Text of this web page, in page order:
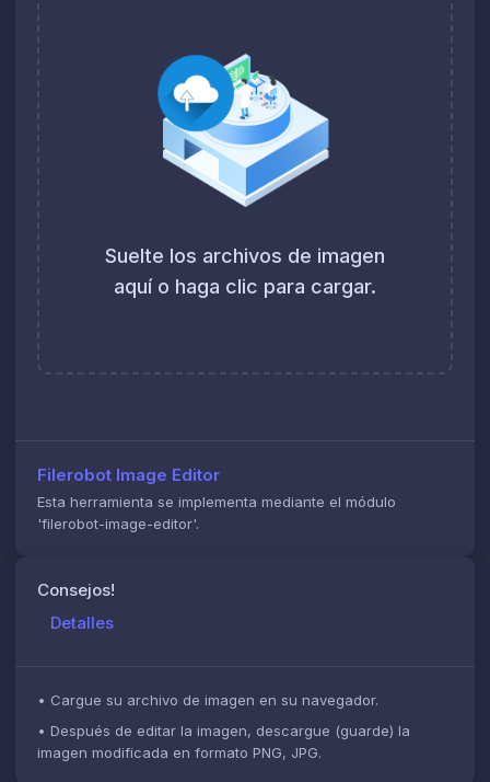
Suelte los archivos de imagen
aquí o haga clic para cargar.
Filerobot Image Editor
Esta herramienta se implementa mediante el módulo
'filerobot-image-editor'.
Consejos!
Detalles
• Cargue su archivo de imagen en su navegador.
• Después de editar la imagen, descargue (guarde) la
imagen modificada en formato PNG, JPG.